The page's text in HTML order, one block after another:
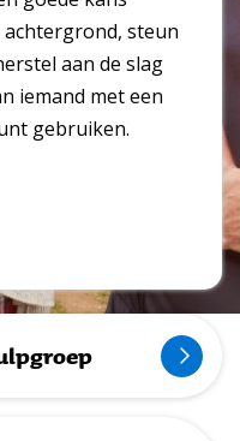
steun
aan de slag
iemand met een
gebruiken.